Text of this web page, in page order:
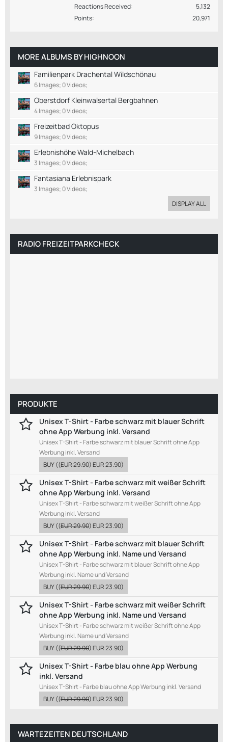
Reactions Received
5,132
Points
20,971
MORE ALBUMS BY HIGHNOON
Familienpark Drachental Wildschönau
6 Images; 0 Videos;
Oberstdorf Kleinwalsertal Bergbahnen
4 Images; 0 Videos;
Freizeitbad Oktopus
9 Images; 0 Videos;
Erlebnishöhe Wald-Michelbach
3 Images; 0 Videos;
Fantasiana Erlebnispark
3 Images; 0 Videos;
DISPLAY ALL
RADIO FREIZEITPARKCHECK
PRODUKTE
Unisex T-Shirt - Farbe schwarz mit blauer Schrift
ohne App Werbung inkl. Versand
Unisex T-Shirt - Farbe schwarz mit blauer Schrift ohne App
Werbung inkl. Versand
BUY((EUR 29.90)EUR 23.90)
Unisex T-Shirt - Farbe schwarz mit weißer Schrift
ohne App Werbung inkl. Versand
Unisex T-Shirt - Farbe schwarz mit weißer Schrift ohne App
Werbung inkl. Versand
BUY((EUR 29.90)EUR 23.90)
Unisex T-Shirt - Farbe schwarz mit blauer Schrift
ohne App Werbung inkl. Name und Versand
Unisex T-Shirt - Farbe schwarz mit blauer Schrift ohne App
Werbung inkl. Name und Versand
BUY((EUR 29.90)EUR 23.90)
Unisex T-Shirt - Farbe schwarz mit weißer Schrift
ohne App Werbung inkl. Name und Versand
Unisex T-Shirt - Farbe schwarz mit weißer Schrift ohne App
Werbung inkl. Name und Versand
BUY((EUR 29.90)EUR 23.90)
Unisex T-Shirt - Farbe blau ohne App Werbung
inkl. Versand
Unisex T-Shirt - Farbe blau ohne App Werbung inkl. Versand
BUY((EUR 29.90)EUR 23.90)
WARTEZEITEN DEUTSCHLAND